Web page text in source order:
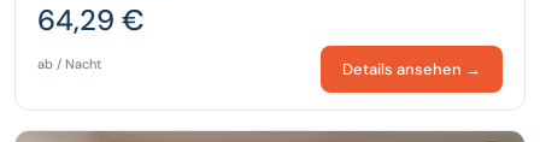
64,29 €
ab / Nacht Details ansehen →